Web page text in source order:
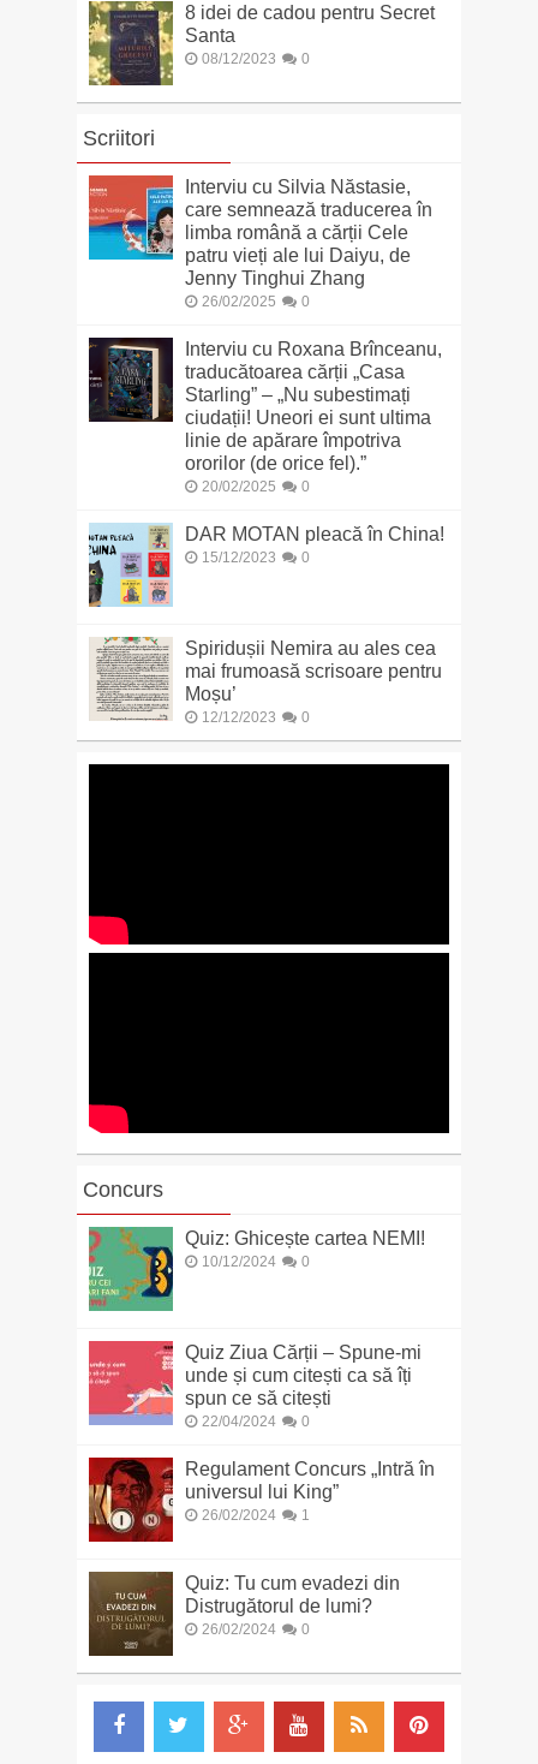
8 idei de cadou pentru Secret
Santa
08/12/2023 0
Scriitori
Interviu cu Silvia Năstasie,
care semnează traducerea în
limba română a cărții Cele
patru vieți ale lui Daiyu, de
Jenny Tinghui Zhang
26/02/2025 0
Interviu cu Roxana Brînceanu,
traducătoarea cărții „Casa
Starling” – „Nu subestimați
ciudații! Uneori ei sunt ultima
linie de apărare împotriva
ororilor (de orice fel).”
20/02/2025 0
DAR MOTAN pleacă în China!
15/12/2023 0
Spiridușii Nemira au ales cea
mai frumoasă scrisoare pentru
Moșu’
12/12/2023 0
Concurs
Quiz: Ghicește cartea NEMI!
10/12/2024 0
Quiz Ziua Cărții – Spune-mi
unde și cum citești ca să îți
spun ce să citești
22/04/2024 0
Regulament Concurs „Intră în
universul lui King”
26/02/2024 1
Quiz: Tu cum evadezi din
Distrugătorul de lumi?
26/02/2024 0